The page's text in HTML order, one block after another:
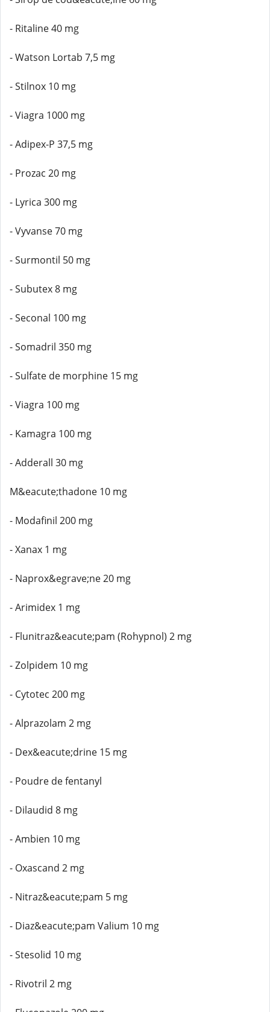
- Ritaline 40 mg
- Watson Lortab 7,5 mg
- Stilnox 10 mg
- Viagra 1000 mg
- Adipex-P 37,5 mg
- Prozac 20 mg
- Lyrica 300 mg
- Vyvanse 70 mg
- Surmontil 50 mg
- Subutex 8 mg
- Seconal 100 mg
- Somadril 350 mg
- Sulfate de morphine 15 mg
- Viagra 100 mg
- Kamagra 100 mg
- Adderall 30 mg
M&eacute;thadone 10 mg
- Modafinil 200 mg
- Xanax 1 mg
- Naprox&egrave;ne 20 mg
- Arimidex 1 mg
- Flunitraz&eacute;pam (Rohypnol) 2 mg
- Zolpidem 10 mg
- Cytotec 200 mg
- Alprazolam 2 mg
- Dex&eacute;drine 15 mg
- Poudre de fentanyl
- Dilaudid 8 mg
- Ambien 10 mg
- Oxascand 2 mg
- Nitraz&eacute;pam 5 mg
- Diaz&eacute;pam Valium 10 mg
- Stesolid 10 mg
- Rivotril 2 mg